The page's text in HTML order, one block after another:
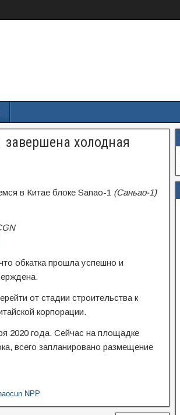
холодная
в Китае блоке Sanao-1 (Саньао-1)
обкатка прошла успешно и
от стадии строительства к
корпорации.
2020 года. Сейчас на площадке
всего запланировано размещение
NPP